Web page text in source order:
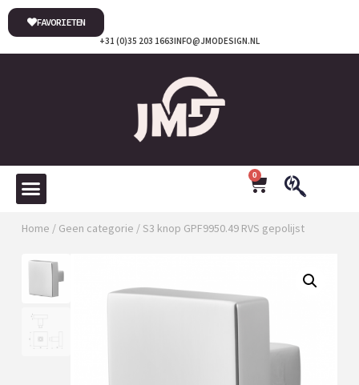
INFO@JMODESIGN.NL
+31 (0)35 203 1663
FAVORIETEN
0
Home / Geen categorie / S3 knop GPF9950.49 RVS gepolijst